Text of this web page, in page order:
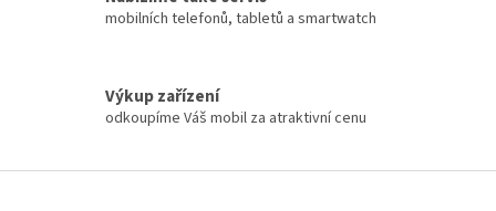
mobilních telefonů, tabletů a smartwatch
Výkup zařízení
odkoupíme Váš mobil za atraktivní cenu